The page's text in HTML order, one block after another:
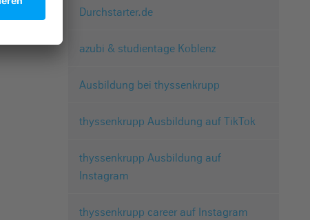
Durchstarter.de
azubi & studientage Koblenz
Ausbildung bei thyssenkrupp
thyssenkrupp Ausbildung auf TikTok
thyssenkrupp Ausbildung auf
Instagram
thyssenkrupp career auf Instagram